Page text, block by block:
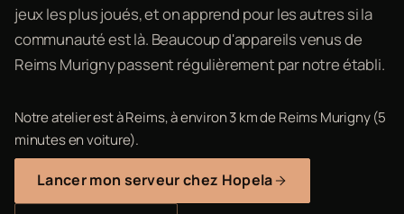
jeux les plus joués, et on apprend pour les autres si la
communauté est là. Beaucoup d'appareils venus de
Reims Murigny passent régulièrement par notre établi.
Notre atelier est à Reims, à environ 3 km de Reims Murigny (5
minutes en voiture).
Lancer mon serveur chez Hopela